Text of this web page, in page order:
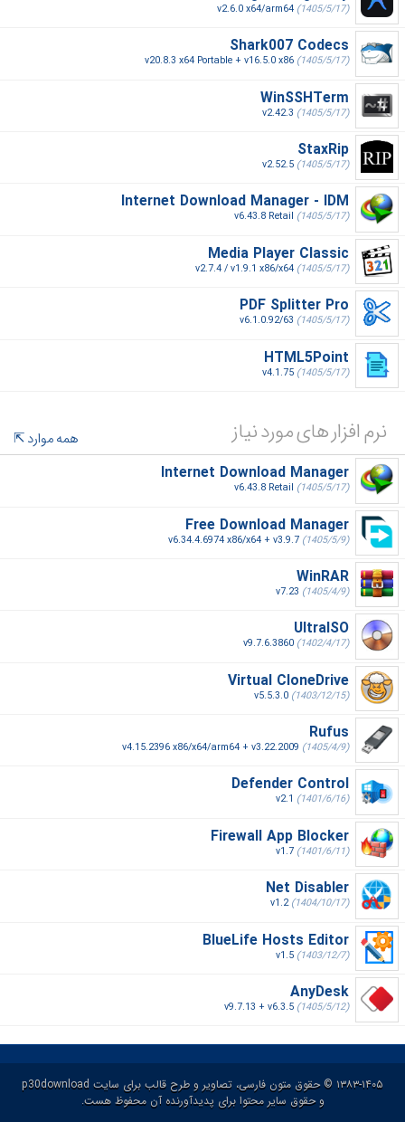
v2.6.0 x64/arm64 (1405/5/17)
Shark007 Codecs
v20.8.3 x64 Portable + v16.5.0 x86 (1405/5/17)
WinSSHTerm
v2.42.3 (1405/5/17)
StaxRip
v2.52.5 (1405/5/17)
Internet Download Manager - IDM
v6.43.8 Retail (1405/5/17)
Media Player Classic
v2.7.4 / v1.9.1 x86/x64 (1405/5/17)
PDF Splitter Pro
v6.1.0.92/63 (1405/5/17)
HTML5Point
v4.1.75 (1405/5/17)
نرم افزار های مورد نیاز
همه موارد
Internet Download Manager
v6.43.8 Retail (1405/5/17)
Free Download Manager
v6.34.4.6974 x86/x64 + v3.9.7 (1405/5/9)
WinRAR
v7.23 (1405/4/9)
UltraISO
v9.7.6.3860 (1402/4/17)
Virtual CloneDrive
v5.5.3.0 (1403/12/15)
Rufus
v4.15.2396 x86/x64/arm64 + v3.22.2009 (1405/4/9)
Defender Control
v2.1 (1401/6/16)
Firewall App Blocker
v1.7 (1401/6/11)
Net Disabler
v1.2(1404/10/17)
BlueLife Hosts Editor
v1.5 (1403/12/7)
AnyDesk
v9.7.13 + v6.3.5 (1405/5/12)
۱۳۸۳-۱۴۰۵ © حقوق متون فارسی، تصاویر و طرح قالب برای سایت p30download
و حقوق سایر محتوا برای پدیدآورنده آن محفوظ هست.